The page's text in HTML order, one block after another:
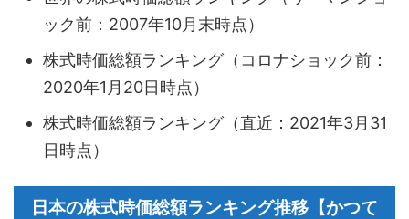
ック前：2007年10月末時点）
株式時価総額ランキング（コロナショック前：
2020年1月20日時点）
株式時価総額ランキング（直近：2021年3月31
日時点）
日本の株式時価総額ランキング推移【かつて